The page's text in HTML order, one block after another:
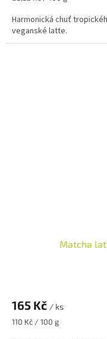
Harmonická chuť
veganské latte.
Matcha
165 Kč / ks
Měrná
110 Kč / 100 g